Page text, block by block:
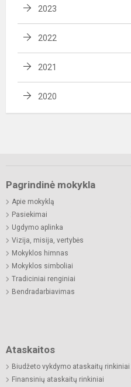
2023
2022
2021
2020
Pagrindinė mokykla
Apie mokyklą
Pasiekimai
Ugdymo aplinka
Vizija, misija, vertybės
Mokyklos himnas
Mokyklos simboliai
Tradiciniai renginiai
Bendradarbiavimas
Ataskaitos
Biudžeto vykdymo ataskaitų rinkiniai
Finansinių ataskaitų rinkiniai